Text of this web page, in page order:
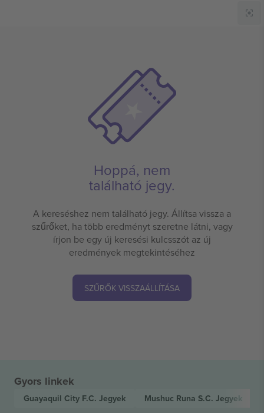
Hoppá, nem
található jegy.
A kereséshez nem található jegy. Állítsa vissza a
szűrőket, ha több eredményt szeretne látni, vagy
írjon be egy új keresési kulcsszót az új
eredmények megtekintéséhez
SZŰRŐK VISSZAÁLLÍTÁSA
Gyors linkek
Guayaquil City F.C. Jegyek Mushuc Runa S.C. Jegyek